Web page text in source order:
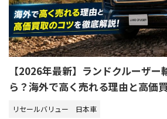
【2026年最新】ランドクルーザー
ら？海外で高く売れる理由と高価
リセールバリュー 日本車